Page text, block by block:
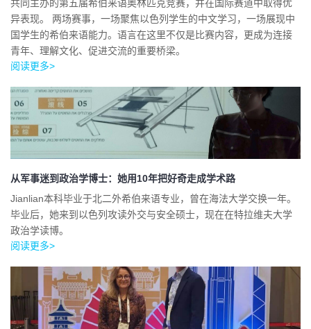
共同主办的第五届希伯来语奥林匹克竞赛，并在国际赛道中取得优
异表现。 两场赛事，一场聚焦以色列学生的中文学习，一场展现中
国学生的希伯来语能力。语言在这里不仅是比赛内容，更成为连接
青年、理解文化、促进交流的重要桥梁。
阅读更多>
从军事迷到政治学博士：她用10年把好奇走成学术路
Jianlian本科毕业于北二外希伯来语专业，曾在海法大学交换一年。
毕业后，她来到以色列攻读外交与安全硕士，现在在特拉维夫大学
政治学读博。
阅读更多>